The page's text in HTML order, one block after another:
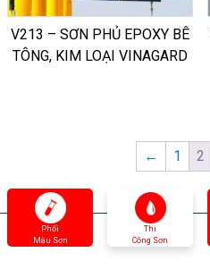
V213 – SƠN PHỦ EPOXY BÊ
TÔNG, KIM LOẠI VINAGARD
← 1 2
Phối
Màu Sơn
Thi
Công Sơn